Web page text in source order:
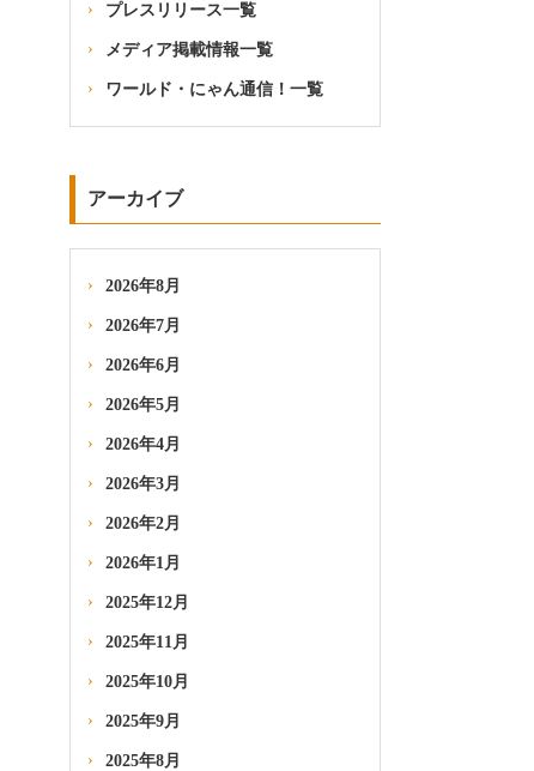
プレスリリース一覧
メディア掲載情報一覧
ワールド・にゃん通信！一覧
アーカイブ
2026年8月
2026年7月
2026年6月
2026年5月
2026年4月
2026年3月
2026年2月
2026年1月
2025年12月
2025年11月
2025年10月
2025年9月
2025年8月